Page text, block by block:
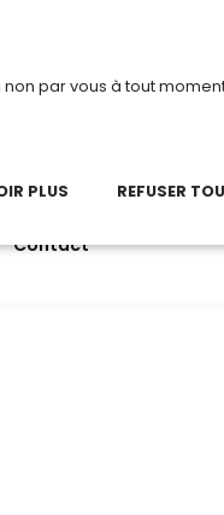
TDI passe en
Contact
par vous à tout
PLUS REFUSER